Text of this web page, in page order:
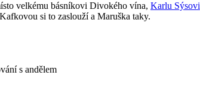
velkému básníkovi Divokého vína, Karlu Sýsovi
si to zaslouží a Maruška taky.
s andělem